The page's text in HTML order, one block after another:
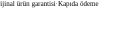
ürün garantisi·Kapıda ödeme